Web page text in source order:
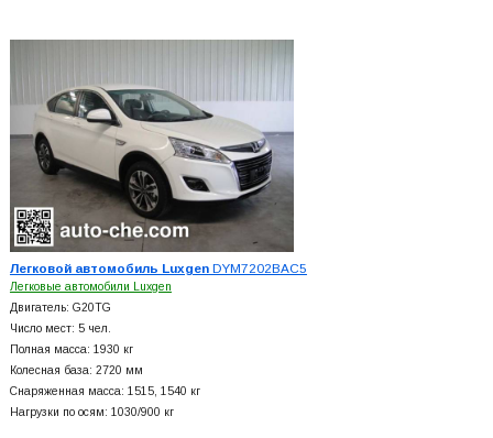
Легковой автомобиль LuxgenDYM7202BAC5
Легковые автомобили Luxgen
Двигатель: G20TG
Число мест: 5 чел.
Полная масса: 1930 кг
Колесная база: 2720 мм
Снаряженная масса: 1515, 1540 кг
Нагрузки по осям: 1030/900 кг